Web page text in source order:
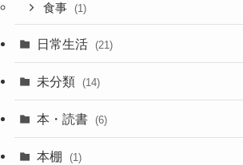
食事 (1)
日常生活 (21)
未分類 (14)
本・読書 (6)
本棚 (1)